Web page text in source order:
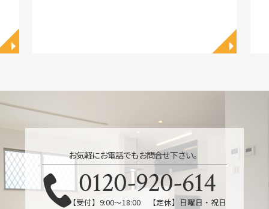
◥ ◥
お気軽にお電話でもお問合せ下さい。
0120-920-614
【受付】9:00～18:00 【定休】日曜日・祝日